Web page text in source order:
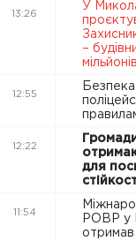
13:26
У
–
мільйонів
12:55
Безпека
12:22
для
11:54
РОВР у
отримав